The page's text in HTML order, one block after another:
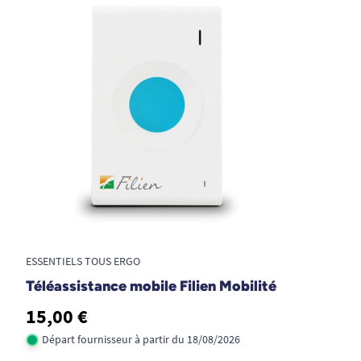
bricolage ni travaux nécessaires
sont formés spécifiquement à l’écoute d’un
public fragilisé et assure une réactivité à
chaque appel
lourdes (en option)
médaillon ou en bracelet. Possibilité
d'avoir plusieurs bracelet à detection de
domicile.
Temps de décroché de l’appel rapide
rapide : moins de 30 secondes
Prises en charge de l’abonnement
ESSENTIELS TOUS ERGO
Téléassistance mobile Filien Mobilité
15,00 €
Départ fournisseur à partir du 18/08/2026